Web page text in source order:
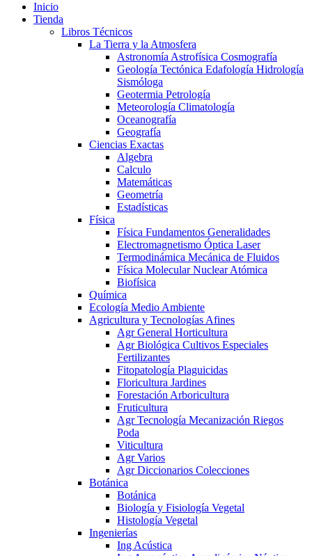
Inicio
Tienda
Libros Técnicos
La Tierra y la Atmosfera
Astronomía Astrofísica Cosmografía
Geología Tectónica Edafología Hidrología
Sismóloga
Geotermia Petrología
Meteorología Climatología
Oceanografía
Geografía
Ciencias Exactas
Algebra
Calculo
Matemáticas
Geometría
Estadísticas
Física
Física Fundamentos Generalidades
Electromagnetismo Óptica Laser
Termodinámica Mecánica de Fluidos
Física Molecular Nuclear Atómica
Biofísica
Química
Ecología Medio Ambiente
Agricultura y Tecnologías Afines
Agr General Horticultura
Agr Biológica Cultivos Especiales
Fertilizantes
Fitopatología Plaguicidas
Floricultura Jardines
Forestación Arboricultura
Fruticultura
Agr Tecnología Mecanización Riegos
Poda
Viticultura
Agr Varios
Agr Diccionarios Colecciones
Botánica
Botánica
Biología y Fisiología Vegetal
Histología Vegetal
Ingenierías
Ing Acústica